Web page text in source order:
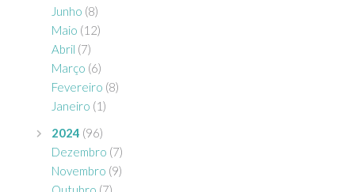
Junho (8)
Maio (12)
Abril (7)
Março (6)
Fevereiro (8)
Janeiro (1)
2024 (96)
Dezembro (7)
Novembro (9)